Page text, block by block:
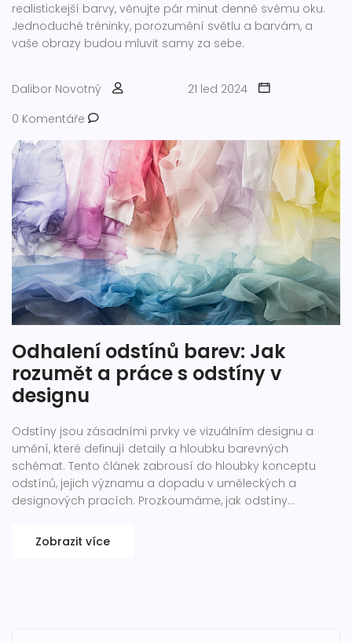
realistickejší barvy, věnujte pár minut denně svému oku.
Jednoduché tréninky, porozumění světlu a barvám, a
vaše obrazy budou mluvit samy za sebe.
Dalibor Novotný
21 led 2024
0 Komentáře
Odhalení odstínů barev: Jak
rozumět a práce s odstíny v
designu
Odstíny jsou zásadními prvky ve vizuálním designu a
umění, které definují detaily a hloubku barevných
schémat. Tento článek zabrousí do hloubky konceptu
odstínů, jejich významu a dopadu v uměleckých a
designových pracích. Prozkoumáme, jak odstíny
rady, jak s nimi správně pracovat, aby vaše projekty
Zobrazit více